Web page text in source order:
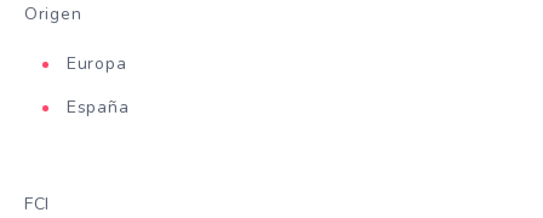
Origen
Europa
España
FCI